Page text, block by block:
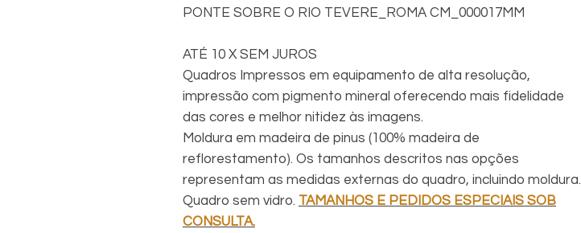
PONTE SOBRE O RIO TEVERE_ROMA CM_000017MM
ATÉ 10 X SEM JUROS
Quadros Impressos em equipamento de alta resolução,
impressão com pigmento mineral oferecendo mais fidelidade
das cores e melhor nitidez às imagens.
Moldura em madeira de pinus (100% madeira de
reflorestamento). Os tamanhos descritos nas opções
representam as medidas externas do quadro, incluindo moldura.
Quadro sem vidro. TAMANHOS E PEDIDOS ESPECIAIS SOB
CONSULTA.